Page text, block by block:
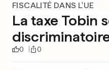
FISCALITÉ DANS L'UE
La taxe Tobin
0 0